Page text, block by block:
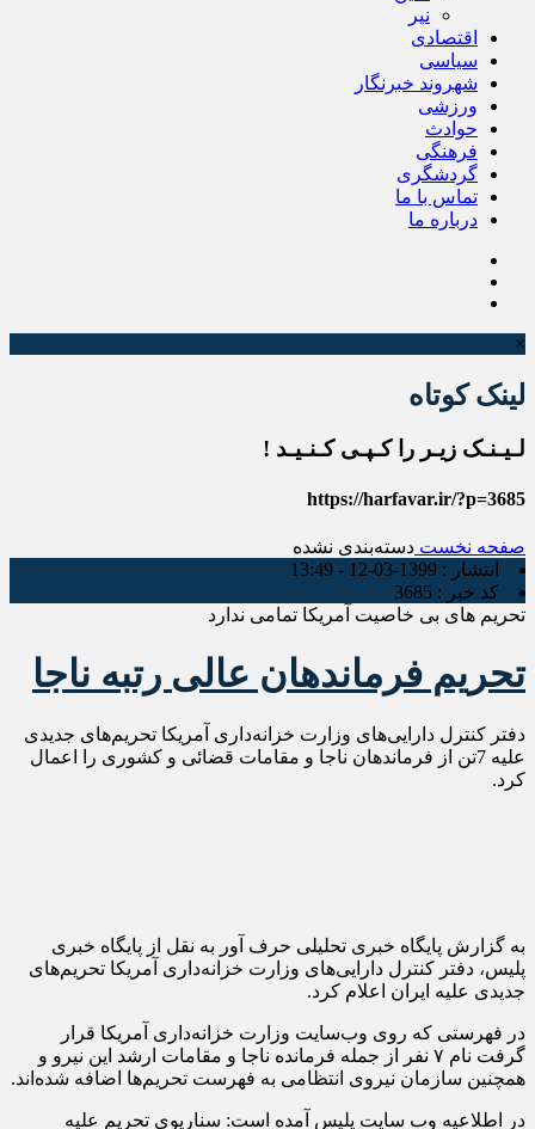
نیر
اقتصادی
سیاسی
شهروند خبرنگار
ورزشی
حوادث
فرهنگی
گردشگری
تماس با ما
درباره ما
×
لینک کوتاه
لـیـنـک زیـر را کـپـی کـنـیـد !
https://harfavar.ir/?p=3685
صفحه نخست دسته‌بندی نشده
انتشار : 1399-03-12 - 13:49
کد خبر : 3685
تحریم های بی خاصیت آمریکا تمامی ندارد
تحریم فرماندهان عالی رتبه ناجا
دفتر کنترل دارایی‌های وزارت خزانه‌داری آمریکا تحریم‌های جدیدی
علیه 7تن از فرماندهان ناجا و مقامات قضائی و کشوری را اعمال
کرد.
به گزارش پایگاه خبری تحلیلی حرف آور به نقل از پایگاه خبری
پلیس، دفتر کنترل دارایی‌های وزارت خزانه‌داری آمریکا تحریم‌های
جدیدی علیه ایران اعلام کرد.
در فهرستی که روی وب‌سایت وزارت خزانه‌داری آمریکا قرار
گرفت نام ۷ نفر از جمله فرمانده ناجا و مقامات ارشد این نیرو و
همچنین سازمان نیروی انتظامی به فهرست تحریم‌ها اضافه شده‌اند.
در اطلاعیه وب سایت پلیس آمده است: سناریوی تحریم علیه